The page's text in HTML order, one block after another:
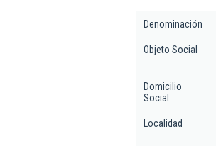
Denominación
Objeto Social
Domicilio
Social
Localidad